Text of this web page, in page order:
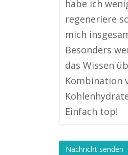
habe ich
regeneriere
mich
Besonders
das Wissen
Kombination
Einfach top!
Nachricht senden